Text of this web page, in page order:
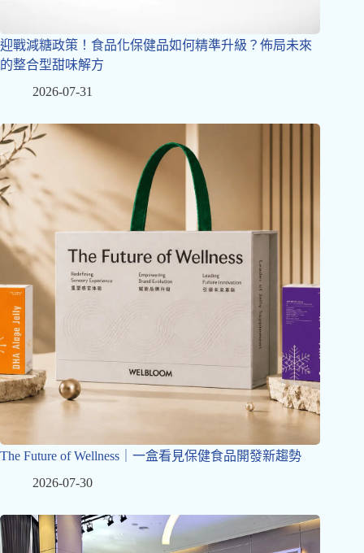
迎戰減糖政策！食品化保健品如何精準升級？佈局未來
的整合型甜味解方
2026-07-31
The Future of Wellness｜一盒看見保健食品開發新趨勢
2026-07-30